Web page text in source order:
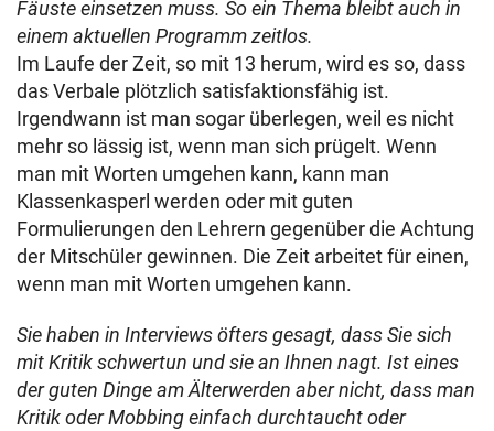
Fäuste einsetzen muss. So ein Thema bleibt auch in
einem aktuellen Programm zeitlos.
Im Laufe der Zeit, so mit 13 herum, wird es so, dass
das Verbale plötzlich satisfaktionsfähig ist.
Irgendwann ist man sogar überlegen, weil es nicht
mehr so lässig ist, wenn man sich prügelt. Wenn
man mit Worten umgehen kann, kann man
Klassenkasperl werden oder mit guten
Formulierungen den Lehrern gegenüber die Achtung
der Mitschüler gewinnen. Die Zeit arbeitet für einen,
wenn man mit Worten umgehen kann.
Sie haben in Interviews öfters gesagt, dass Sie sich
mit Kritik schwertun und sie an Ihnen nagt. Ist eines
der guten Dinge am Älterwerden aber nicht, dass man
Kritik oder Mobbing einfach durchtaucht oder